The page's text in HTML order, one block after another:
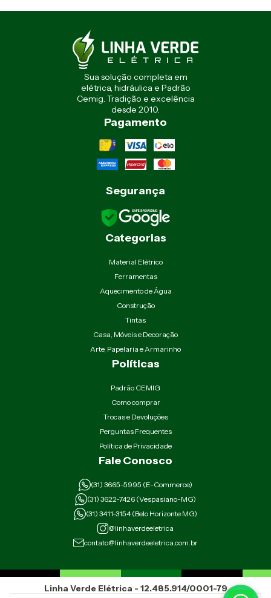
Sua solução completa em
elétrica, hidráulica e Padrão
Cemig. Tradição e excelência
desde 2010.
Pagamento
Segurança
Categorias
Material Elétrico
Ferramentas
Aquecimento de Água
Construção
Tintas
Casa, Móveis e Decoração
Arte, Papelaria e Armarinho
Políticas
Padrão CEMIG
Como comprar
Trocas e Devoluções
Perguntas Frequentes
Política de Privacidade
Fale Conosco
(31) 3665-5995 (E-Commerce)
(31) 3622-7426 (Vespasiano-MG)
(31) 3411-3154 (Belo Horizonte MG)
@linhaverdeeletrica
contato@linhaverdeeletrica.com.br
Linha Verde Elétrica - 12.485.914/0001-79